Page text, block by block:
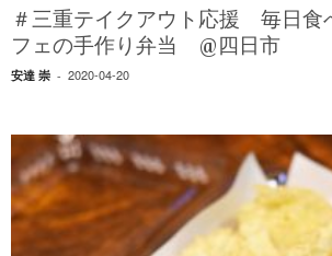
＃三重テイクアウト応援 毎日食
フェの手作り弁当 @四日市
安達 崇 - 2020-04-20